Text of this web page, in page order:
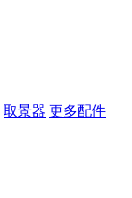
取景器 更多配件